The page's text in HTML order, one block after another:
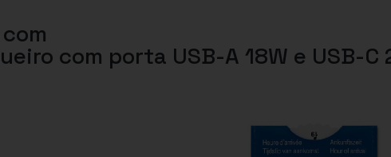
com porta USB-A 18W e USB-